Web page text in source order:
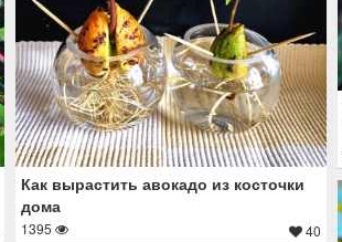
Как вырастить авокадо из косточки
дома
1395 40